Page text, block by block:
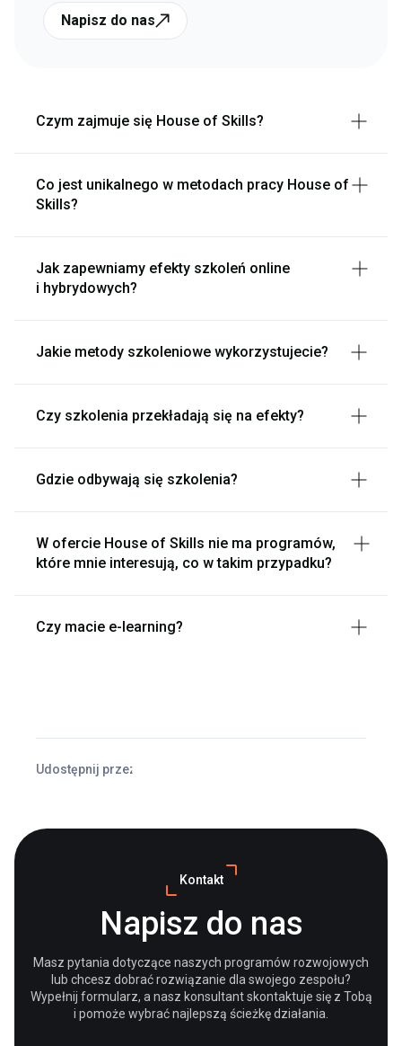
Napisz do nas
Czym zajmuje się House of Skills?
Co jest unikalnego w metodach pracy House of
Skills?
Jak zapewniamy efekty szkoleń online
i hybrydowych?
Jakie metody szkoleniowe wykorzystujecie?
Czy szkolenia przekładają się na efekty?
Gdzie odbywają się szkolenia?
W ofercie House of Skills nie ma programów,
które mnie interesują, co w takim przypadku?
Czy macie e-learning?
Udostępnij przez
Kontakt
Napisz do nas
Masz pytania dotyczące naszych programów rozwojowych
lub chcesz dobrać rozwiązanie dla swojego zespołu?
Wypełnij formularz, a nasz konsultant skontaktuje się z Tobą
i pomoże wybrać najlepszą ścieżkę działania.